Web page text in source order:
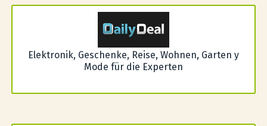
Elektronik, Geschenke, Reise, Wohnen, Garten y
Mode für die Experten